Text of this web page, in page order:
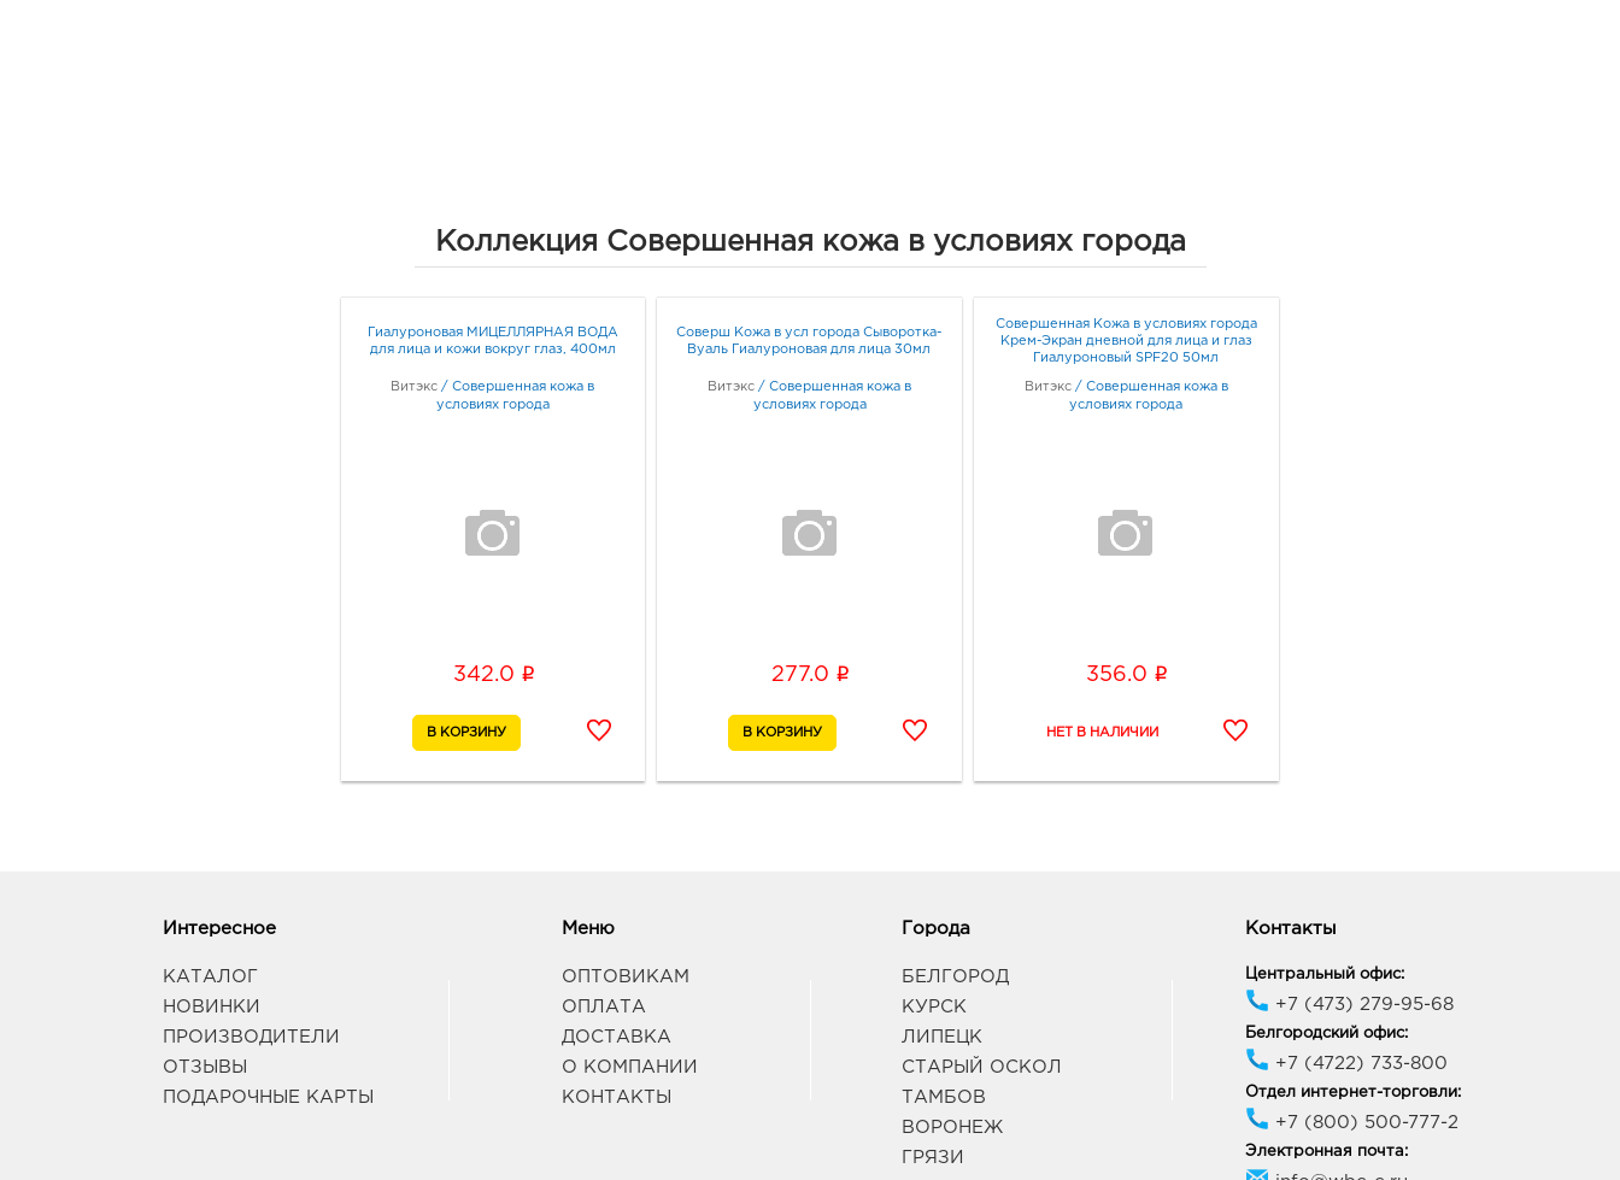
Коллекция Совершенная кожа в условиях города
Гиалуроновая МИЦЕЛЛЯРНАЯ ВОДА
для лица и кожи вокруг глаз, 400мл
Витэкс /Совершенная кожа в
условиях города
342.0 i
Соверш Кожа в усл города Сыворотка-
Вуаль Гиалуроновая для лица 30мл
Витэкс /Совершенная кожа в
условиях города
277.0 i
Совершенная Кожа в условиях города
Крем-Экран дневной для лица и глаз
Гиалуроновый SPF20 50мл
Витэкс / Совершенная кожа в
условиях города
356.0 i
Интересное
КАТАЛОГ
НОВИНКИ
ПРОИЗВОДИТЕЛИ
ОТЗЫВЫ
ПОДАРОЧНЫЕ КАРТЫ
Меню
ОПТОВИКАМ
ОПЛАТА
ДОСТАВКА
О КОМПАНИИ
КОНТАКТЫ
Города
БЕЛГОРОД
КУРСК
ЛИПЕЦК
СТАРЫЙ ОСКОЛ
ТАМБОВ
ВОРОНЕЖ
ГРЯЗИ
Контакты
Центральный офис:
+7 (473) 279-95-68
Белгородский офис:
+7 (4722) 733-800
Отдел интернет-торговли:
+7 (800) 500-777-2
Электронная почта: